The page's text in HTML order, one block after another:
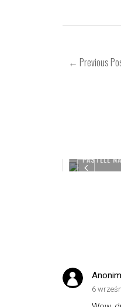
← Previous
PASTELE NA
6